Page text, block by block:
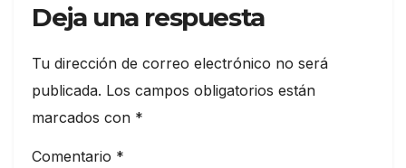
Deja una respuesta
Tu dirección de correo electrónico no será
publicada. Los campos obligatorios están
marcados con *
Comentario *